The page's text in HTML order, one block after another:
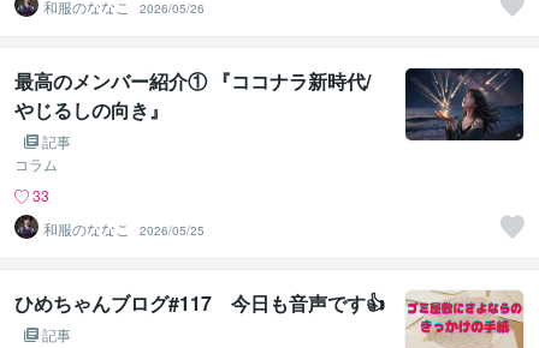
和服のななこ
2026/05/26
最高のメンバー紹介① 『ココナラ新時代/
やじるしの向き』
記事
コラム
33
和服のななこ
2026/05/25
ひめちゃんブログ#117 今日も音声です👍
記事